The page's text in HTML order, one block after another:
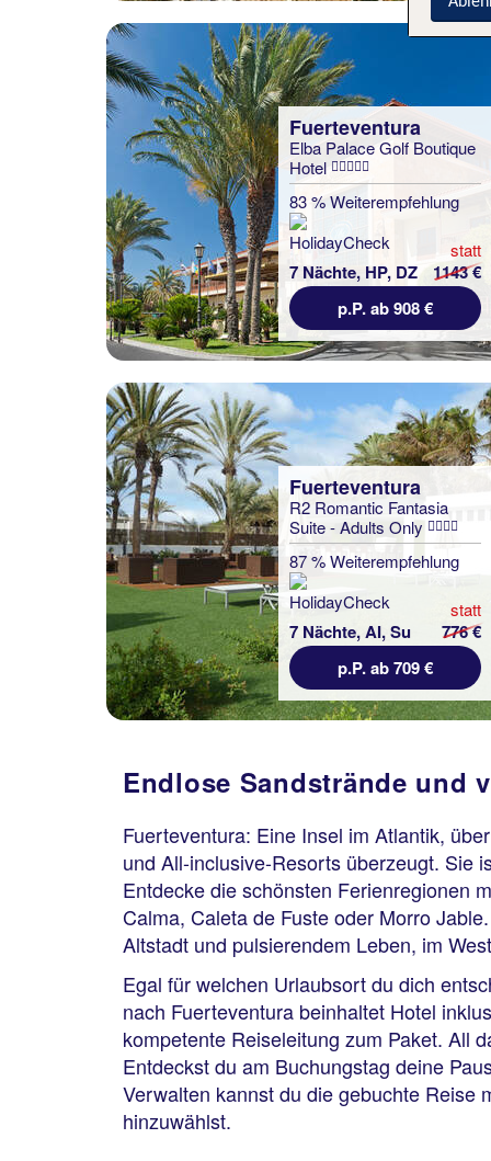
Fuerteventura
Elba Palace Golf Boutique
Hotel
83 % Weiterempfehlung
7 Nächte, HP, DZ
statt
1143 €
p.P. ab 908 €
Fuerteventura
R2 Romantic Fantasia
Suite - Adults Only
87 % Weiterempfehlung
7 Nächte, AI, Su
statt
776 €
p.P. ab 709 €
Endlose Sandstrände und
Fuerteventura: Eine Insel im Atlantik,
und All-inclusive-Resorts überzeugt. Sie
Entdecke die schönsten Ferienregionen
Calma, Caleta de Fuste oder Morro
Altstadt und pulsierendem Leben, im
Egal für welchen Urlaubsort du dich
nach Fuerteventura beinhaltet Hotel
kompetente Reiseleitung zum Paket. All
Entdeckst du am Buchungstag deine
Verwalten kannst du die gebuchte Reise
hinzuwählst.